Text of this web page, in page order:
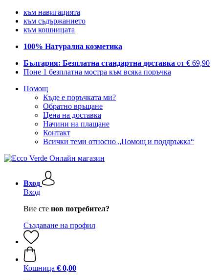
към навигацията
към съдържанието
към кошницата
100% Натурална козметика
България: Безплатна стандартна доставка от € 69,90
Поне 1 безплатна мостра към всяка поръчка
Помощ
Къде е поръчката ми?
Обратно връщане
Цена на доставка
Начини на плащане
Контакт
Всички теми относно „Помощ и поддръжка“
Вход
Вход
Вие сте нов потребител?
Създаване на профил
Кошница € 0,00